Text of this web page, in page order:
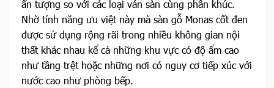
ấn tượng so với các loại ván sàn cùng phân khúc.
Nhờ tính năng ưu việt này mà sàn gỗ Monas cốt đen
được sử dụng rộng rãi trong nhiều không gian nội
thất khác nhau kể cả những khu vực có độ ẩm cao
như tầng trệt hoặc những nơi có nguy cơ tiếp xúc với
nước cao như phòng bếp.